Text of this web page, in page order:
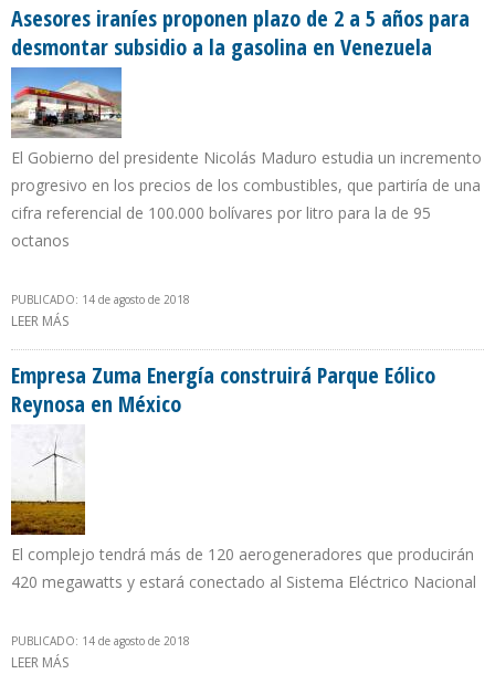
OLEODUCTO RAMAL NORTE
Asesores iraníes proponen plazo de 2 a 5 años para
desmontar subsidio a la gasolina en Venezuela
El Gobierno del presidente Nicolás Maduro estudia un incremento
progresivo en los precios de los combustibles, que partiría de una
cifra referencial de 100.000 bolívares por litro para la de 95
octanos
PUBLICADO: 14 de agosto de 2018
LEER MÁS
Empresa Zuma Energía construirá Parque Eólico
Reynosa en México
El complejo tendrá más de 120 aerogeneradores que producirán
420 megawatts y estará conectado al Sistema Eléctrico Nacional
PUBLICADO: 14 de agosto de 2018
LEER MÁS